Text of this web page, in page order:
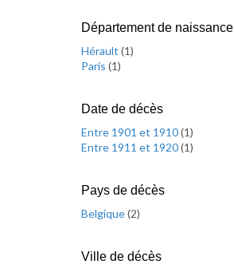
Département de naissance
Hérault (1)
Paris (1)
Date de décès
Entre 1901 et 1910(1)
Entre 1911 et 1920(1)
Pays de décès
Belgique(2)
Ville de décès